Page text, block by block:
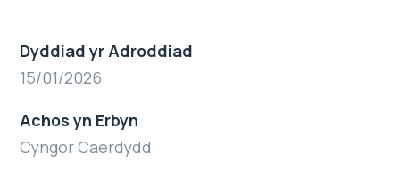
Dyddiad yr Adroddiad
15/01/2026
Achos yn Erbyn
Cyngor Caerdydd